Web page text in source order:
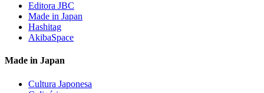
Editora JBC
Made in Japan
Hashitag
AkibaSpace
Made in Japan
Cultura Japonesa